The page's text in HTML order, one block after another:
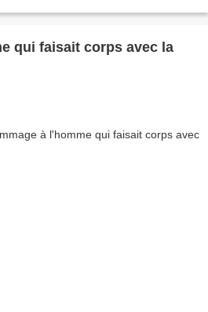
qui faisait corps avec la